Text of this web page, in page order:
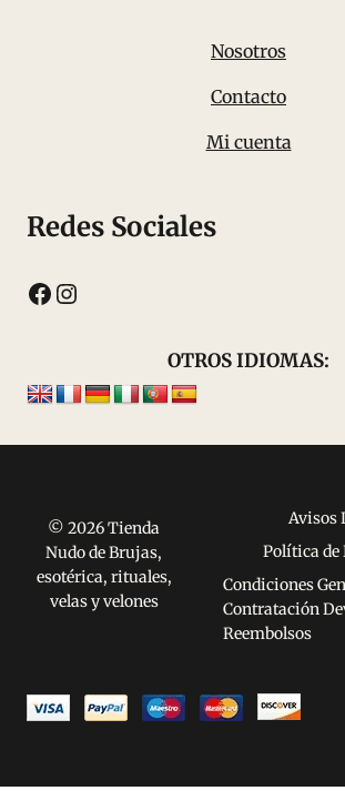
Nosotros
Contacto
Mi cuenta
Redes Sociales
Facebook
Instagram
OTROS IDIOMAS:
© 2026 Tienda
Nudo de Brujas,
esotérica, rituales,
velas y velones
Avisos
Política de
Condiciones
Contratación
Reembolsos